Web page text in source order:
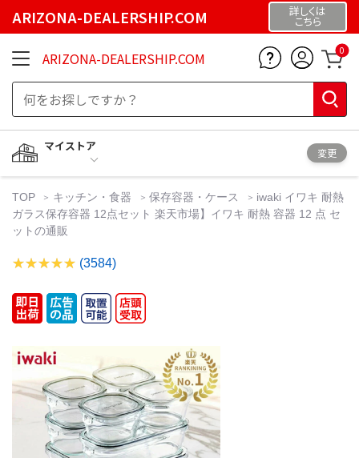
ARIZONA-DEALERSHIP.COM 詳しくは
こちら
ARIZONA-DEALERSHIP.COM 0
マイストア
変更
TOP キッチン・食器 保存容器・ケース
iwaki イワキ 耐熱
ガラス保存容器 12点セット 楽天市場】イワキ 耐熱 容器 12 点 セ
ットの通販
(3584)